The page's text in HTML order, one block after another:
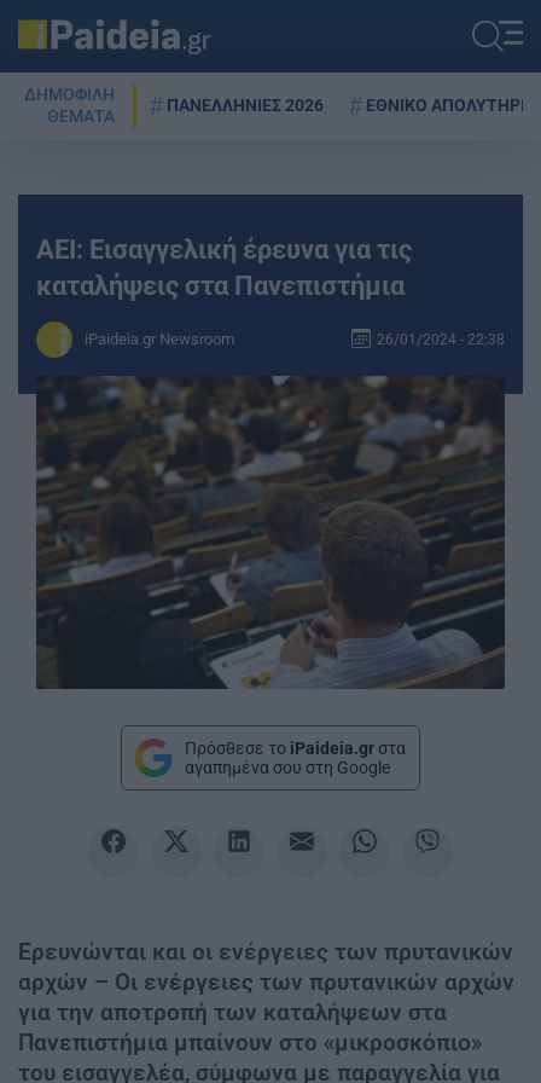
ΔΗΜΟΦΙΛΗ
ΘΕΜΑΤΑ
ΠΑΝΕΛΛΗΝΙΕΣ 2026 ΕΘΝΙΚΟ ΑΠΟΛΥΤΗΡΙΟ
ΑΕΙ: Εισαγγελική έρευνα για τις
καταλήψεις στα Πανεπιστήμια
iPaideia.gr Newsroom 26/01/2024 - 22:38
Πρόσθεσε το iPaideia.gr στα
αγαπημένα σου στη Google
Ερευνώνται και οι ενέργειες των πρυτανικών
αρχών – Οι ενέργειες των πρυτανικών αρχών
για την αποτροπή των καταλήψεων στα
Πανεπιστήμια μπαίνουν στο «μικροσκόπιο»
του εισαγγελέα, σύμφωνα με παραγγελία για